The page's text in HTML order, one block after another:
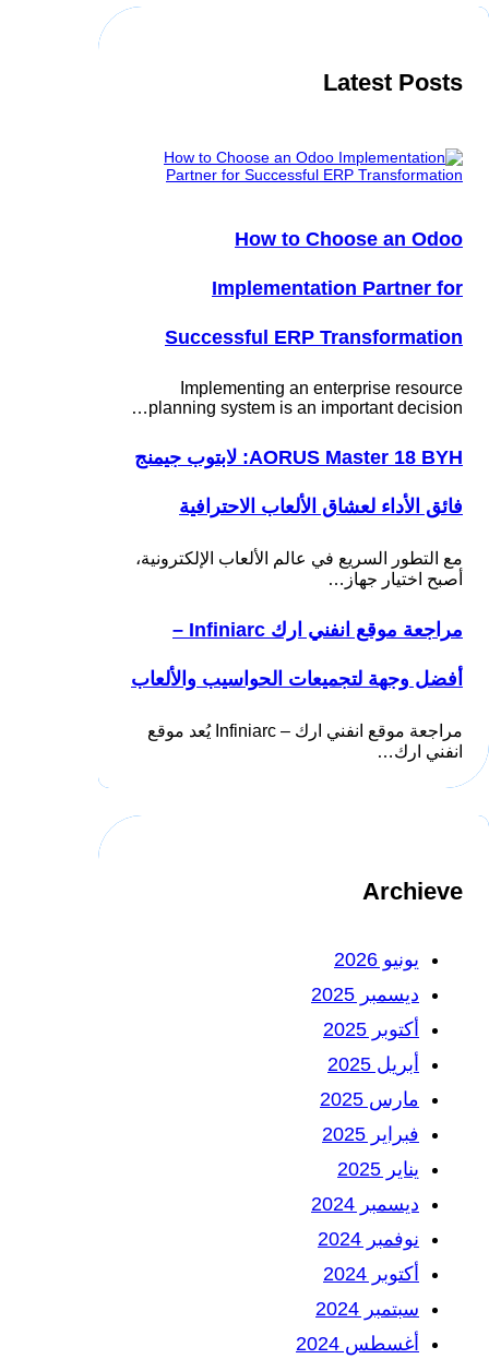
Latest Posts
How to Choose an Odoo
Implementation Partner for
Successful ERP Transformation
Implementing an enterprise resource
planning system is an important decision…
AORUS Master 18 BYH: لابتوب جيمنج
فائق الأداء لعشاق الألعاب الاحترافية
مع التطور السريع في عالم الألعاب الإلكترونية،
أصبح اختيار جهاز…
مراجعة موقع انفني ارك Infiniarc –
أفضل وجهة لتجميعات الحواسيب والألعاب
مراجعة موقع انفني ارك – Infiniarc يُعد موقع
انفني ارك…
Archieve
يونيو 2026
ديسمبر 2025
أكتوبر 2025
أبريل 2025
مارس 2025
فبراير 2025
يناير 2025
ديسمبر 2024
نوفمبر 2024
أكتوبر 2024
سبتمبر 2024
أغسطس 2024